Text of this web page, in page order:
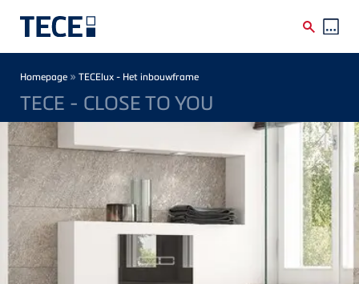
Breadcrumb
Homepage » TECElux - Het inbouwframe
TECE - CLOSE TO YOU